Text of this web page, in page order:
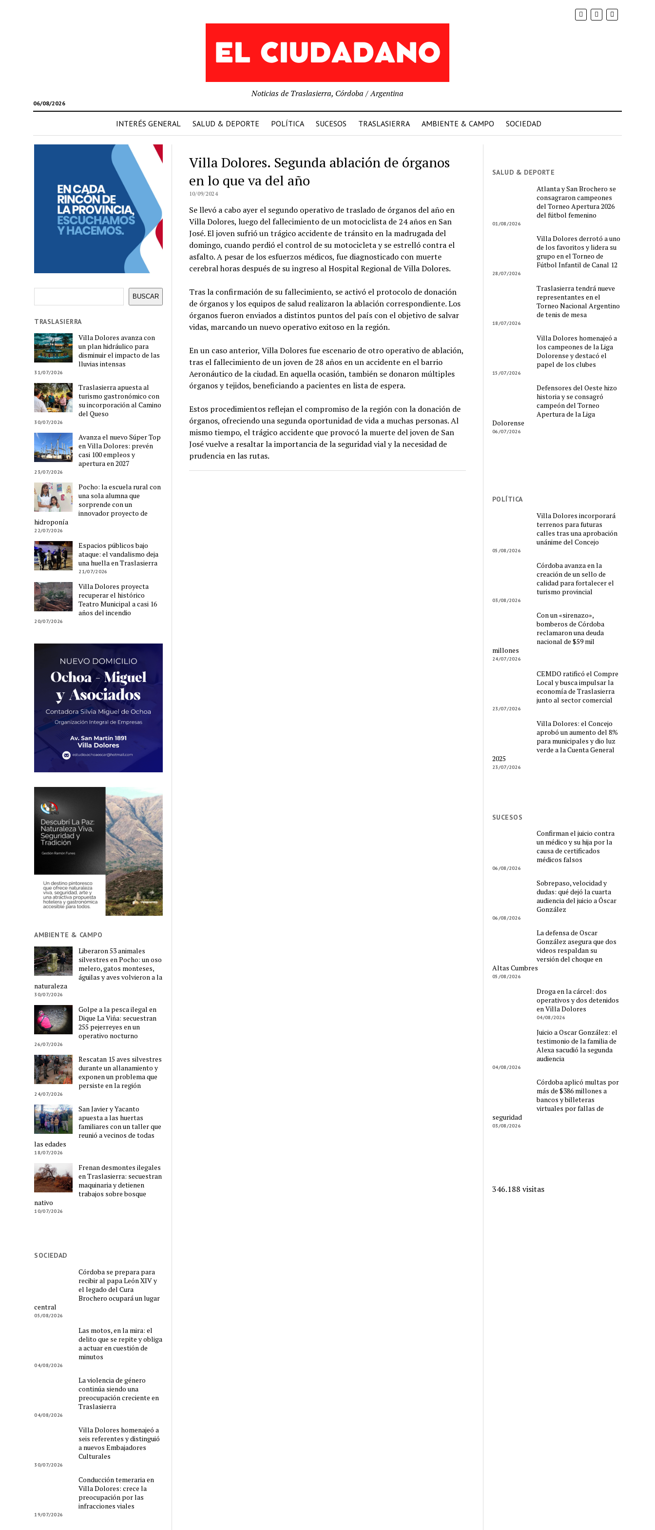
06/08/2026
Noticias de Traslasierra, Córdoba / Argentina
INTERÉS GENERAL SALUD & DEPORTE POLÍTICA SUCESOS TRASLASIERRA AMBIENTE & CAMPO SOCIEDAD
BUSCAR
TRASLASIERRA
Villa Dolores avanza con
un plan hidráulico para
disminuir el impacto de las
lluvias intensas
31/07/2026
Traslasierra apuesta al
turismo gastronómico con
su incorporación al Camino
del Queso
30/07/2026
Avanza el nuevo Súper Top
en Villa Dolores: prevén
casi 100 empleos y
apertura en 2027
23/07/2026
Pocho: la escuela rural con
una sola alumna que
sorprende con un
innovador proyecto de
hidroponía
22/07/2026
Espacios públicos bajo
ataque: el vandalismo deja
una huella en Traslasierra
21/07/2026
Villa Dolores proyecta
recuperar el histórico
Teatro Municipal a casi 16
años del incendio
20/07/2026
AMBIENTE & CAMPO
Liberaron 53 animales
silvestres en Pocho: un oso
melero, gatos monteses,
águilas y aves volvieron a la
naturaleza
30/07/2026
Golpe a la pesca ilegal en
Dique La Viña: secuestran
255 pejerreyes en un
operativo nocturno
26/07/2026
Rescatan 15 aves silvestres
durante un allanamiento y
exponen un problema que
persiste en la región
24/07/2026
San Javier y Yacanto
apuesta a las huertas
familiares con un taller que
reunió a vecinos de todas
las edades
18/07/2026
Frenan desmontes ilegales
en Traslasierra: secuestran
maquinaria y detienen
trabajos sobre bosque
nativo
10/07/2026
SOCIEDAD
Córdoba se prepara para
recibir al papa León XIV y
el legado del Cura
Brochero ocupará un lugar
central
05/08/2026
Las motos, en la mira: el
delito que se repite y obliga
a actuar en cuestión de
minutos
04/08/2026
La violencia de género
continúa siendo una
preocupación creciente en
Traslasierra
04/08/2026
Villa Dolores homenajeó a
seis referentes y distinguió
a nuevos Embajadores
Culturales
30/07/2026
Conducción temeraria en
Villa Dolores: crece la
preocupación por las
infracciones viales
19/07/2026
Villa Dolores. Segunda ablación de órganos
en lo que va del año
10/09/2024
Se llevó a cabo ayer el segundo operativo de traslado de órganos del año en
Villa Dolores, luego del fallecimiento de un motociclista de 24 años en San
José. El joven sufrió un trágico accidente de tránsito en la madrugada del
domingo, cuando perdió el control de su motocicleta y se estrelló contra el
asfalto. A pesar de los esfuerzos médicos, fue diagnosticado con muerte
cerebral horas después de su ingreso al Hospital Regional de Villa Dolores.
Tras la confirmación de su fallecimiento, se activó el protocolo de donación
de órganos y los equipos de salud realizaron la ablación correspondiente. Los
órganos fueron enviados a distintos puntos del país con el objetivo de salvar
vidas, marcando un nuevo operativo exitoso en la región.
En un caso anterior, Villa Dolores fue escenario de otro operativo de ablación,
tras el fallecimiento de un joven de 28 años en un accidente en el barrio
Aeronáutico de la ciudad. En aquella ocasión, también se donaron múltiples
órganos y tejidos, beneficiando a pacientes en lista de espera.
Estos procedimientos reflejan el compromiso de la región con la donación de
órganos, ofreciendo una segunda oportunidad de vida a muchas personas. Al
mismo tiempo, el trágico accidente que provocó la muerte del joven de San
José vuelve a resaltar la importancia de la seguridad vial y la necesidad de
prudencia en las rutas.
SALUD & DEPORTE
Atlanta y San Brochero se
consagraron campeones
del Torneo Apertura 2026
del fútbol femenino
01/08/2026
Villa Dolores derrotó a uno
de los favoritos y lidera su
grupo en el Torneo de
Fútbol Infantil de Canal 12
28/07/2026
Traslasierra tendrá nueve
representantes en el
Torneo Nacional Argentino
de tenis de mesa
18/07/2026
Villa Dolores homenajeó a
los campeones de la Liga
Dolorense y destacó el
papel de los clubes
15/07/2026
Defensores del Oeste hizo
historia y se consagró
campeón del Torneo
Apertura de la Liga
Dolorense
06/07/2026
POLÍTICA
Villa Dolores incorporará
terrenos para futuras
calles tras una aprobación
unánime del Concejo
05/08/2026
Córdoba avanza en la
creación de un sello de
calidad para fortalecer el
turismo provincial
03/08/2026
Con un «sirenazo»,
bomberos de Córdoba
reclamaron una deuda
nacional de $59 mil
millones
24/07/2026
CEMDO ratificó el Compre
Local y busca impulsar la
economía de Traslasierra
junto al sector comercial
23/07/2026
Villa Dolores: el Concejo
aprobó un aumento del 8%
para municipales y dio luz
verde a la Cuenta General
2025
23/07/2026
SUCESOS
Confirman el juicio contra
un médico y su hija por la
causa de certificados
médicos falsos
06/08/2026
Sobrepaso, velocidad y
dudas: qué dejó la cuarta
audiencia del juicio a Óscar
González
06/08/2026
La defensa de Oscar
González asegura que dos
videos respaldan su
versión del choque en
Altas Cumbres
05/08/2026
Droga en la cárcel: dos
operativos y dos detenidos
en Villa Dolores
04/08/2026
Juicio a Oscar González: el
testimonio de la familia de
Alexa sacudió la segunda
audiencia
04/08/2026
Córdoba aplicó multas por
más de $386 millones a
bancos y billeteras
virtuales por fallas de
seguridad
03/08/2026
346.188 visitas